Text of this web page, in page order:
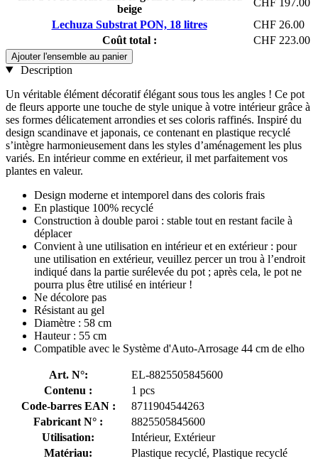
beige
Lechuza Substrat PON, 18 litres
CHF 26.00
Coût total :
CHF 223.00
Ajouter l'ensemble au panier
Description
Un véritable élément décoratif élégant sous tous les angles ! Ce pot
de fleurs apporte une touche de style unique à votre intérieur grâce à
ses formes délicatement arrondies et ses coloris raffinés. Inspiré du
design scandinave et japonais, ce contenant en plastique recyclé
s’intègre harmonieusement dans les styles d’aménagement les plus
variés. En intérieur comme en extérieur, il met parfaitement vos
plantes en valeur.
Design moderne et intemporel dans des coloris frais
En plastique 100% recyclé
Construction à double paroi : stable tout en restant facile à
déplacer
Convient à une utilisation en intérieur et en extérieur : pour
une utilisation en extérieur, veuillez percer un trou à l’endroit
indiqué dans la partie surélevée du pot ; après cela, le pot ne
pourra plus être utilisé en intérieur !
Ne décolore pas
Résistant au gel
Diamètre : 58 cm
Hauteur : 55 cm
Compatible avec le Système d'Auto-Arrosage 44 cm de elho
Art. N°:
EL-8825505845600
Contenu :
1 pcs
Code-barres EAN :
8711904544263
Fabricant N° :
8825505845600
Utilisation:
Intérieur, Extérieur
Matériau:
Plastique recyclé, Plastique recyclé